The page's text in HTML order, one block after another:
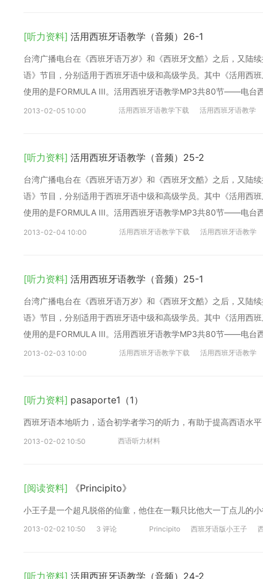
[听力资料] 活用西班牙语教学（音频）26-1
台湾广播电台在《西班牙语万岁》和《西班牙文酷》之后，又陆
语》节目，分别适用于西班牙语中级和高级学员。其中《活用西
使用的是FORMULA III。活用西班牙语教学MP3共80节——电台
2013-02-05 10:00 活用西班牙语教学下载 活用西班牙语教学
[听力资料] 活用西班牙语教学（音频）25-2
台湾广播电台在《西班牙语万岁》和《西班牙文酷》之后，又陆
语》节目，分别适用于西班牙语中级和高级学员。其中《活用西
使用的是FORMULA III。活用西班牙语教学MP3共80节——电台
2013-02-04 10:00 活用西班牙语教学下载 活用西班牙语教学
[听力资料] 活用西班牙语教学（音频）25-1
台湾广播电台在《西班牙语万岁》和《西班牙文酷》之后，又陆
语》节目，分别适用于西班牙语中级和高级学员。其中《活用西
使用的是FORMULA III。活用西班牙语教学MP3共80节——电台
2013-02-03 10:00 活用西班牙语教学下载 活用西班牙语教学
[听力资料] pasaporte1（1）
西班牙语本地听力，适合初学者学习的听力，有助于提高西语水平
2013-02-02 10:50 西语听力材料
[阅读资料] 《Principito》
小王子是一个超凡脱俗的仙童，他住在一颗只比他大一丁点儿的
2013-02-02 10:50 3 评论 Principito 西班牙语版小王子
[听力资料] 活用西班牙语教学（音频）24-2